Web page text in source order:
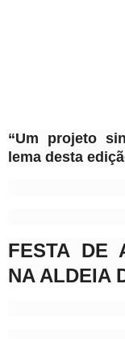
“Um projeto s
lema desta
FESTA DE
NA ALDEIA